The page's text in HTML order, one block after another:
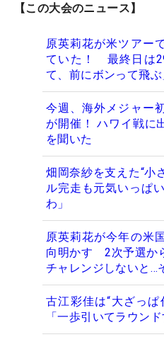
【この大会のニュース】
原英莉花が米ツアー
ていた！ 最終日は
て、前にボンって飛ぶ
今週、海外メジャー
が開催！ ハワイ戦に
を聞いた
畑岡奈紗を支えた“
ル完走も元気いっぱ
わ」
原英莉花が今年の米
向明かす 2次予選か
チャレンジしないと…
古江彩佳は“大ざっ
「一歩引いてラウン